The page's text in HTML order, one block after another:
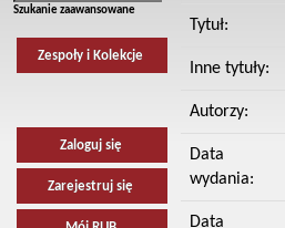
Szukanie zaawansowane
Zespoły i Kolekcje
Zaloguj się
Zarejestruj się
Tytuł:
Inne tytuły:
Autorzy:
Data
wydania:
Data